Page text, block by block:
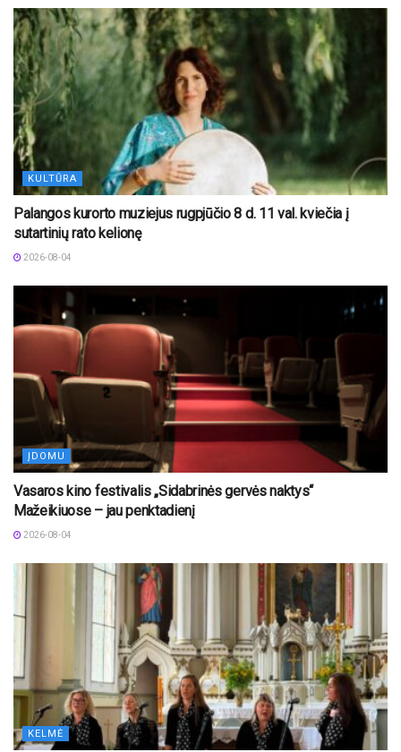
KULTŪRA
Palangos kurorto muziejus rugpjūčio 8 d. 11 val. kviečia į
sutartinių rato kelionę
2026-08-04
ĮDOMU
Vasaros kino festivalis „Sidabrinės gervės naktys“
Mažeikiuose – jau penktadienį
2026-08-04
KELMĖ